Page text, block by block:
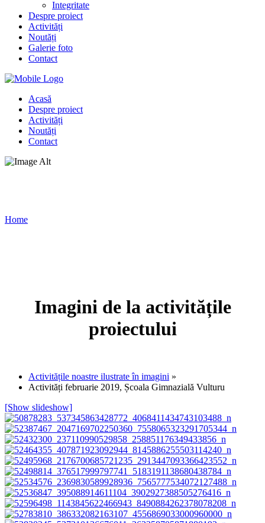
Integritate
Despre proiect
Activități
Noutăți
Galerie foto
Contact
Acasă
Despre proiect
Activități
Noutăți
Contact
Home
Imagini de la activitățile
proiectului
Activitățile noastre ilustrate în imagini »
Activități februarie 2019, Școala Gimnazială Vulturu
[Show slideshow]